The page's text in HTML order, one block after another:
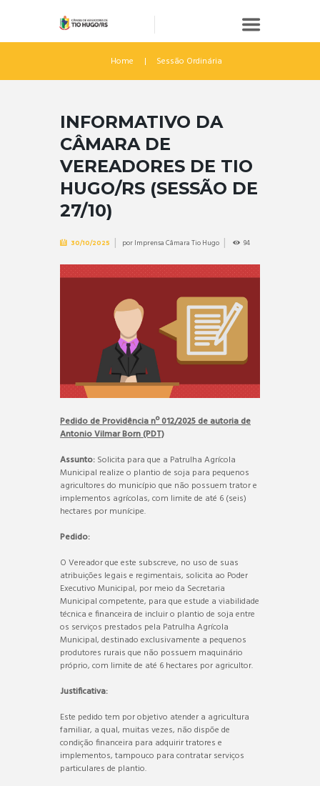
Home Sessão Ordinária
INFORMATIVO DA
CÂMARA DE
VEREADORES DE TIO
HUGO/RS (SESSÃO DE
27/10)
30/10/2025 porImprensa Câmara Tio Hugo 94
Pedido de Providência nº 012/2025 de autoria de
Antonio Vilmar Born (PDT)
Assunto: Solicita para que a Patrulha Agrícola
Municipal realize o plantio de soja para pequenos
agricultores do município que não possuem trator e
implementos agrícolas, com limite de até 6 (seis)
hectares por munícipe.
Pedido:
O Vereador que este subscreve, no uso de suas
atribuições legais e regimentais, solicita ao Poder
Executivo Municipal, por meio da Secretaria
Municipal competente, para que estude a viabilidade
técnica e financeira de incluir o plantio de soja entre
os serviços prestados pela Patrulha Agrícola
Municipal, destinado exclusivamente a pequenos
produtores rurais que não possuem maquinário
próprio, com limite de até 6 hectares por agricultor.
Justificativa:
Este pedido tem por objetivo atender a agricultura
familiar, a qual, muitas vezes, não dispõe de
condição financeira para adquirir tratores e
implementos, tampouco para contratar serviços
particulares de plantio.